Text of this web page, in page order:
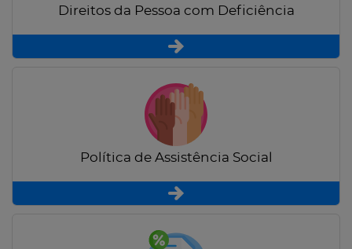
Direitos da Pessoa com Deficiência
Política de Assistência Social